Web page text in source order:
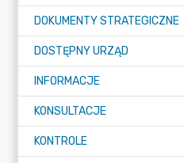
DOKUMENTY STRATEGICZNE
DOSTĘPNY URZĄD
INFORMACJE
KONSULTACJE
KONTROLE